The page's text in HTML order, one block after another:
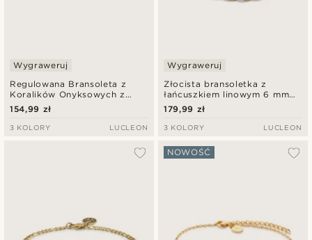
Regulowana Bransoleta z
Koralików Onyksowych z
Płytką Ze Stali Nierdzewnej w
Kolorze Złotym
Wygraweruj
154,99 zł
3 KOLORY LUCLEON
Złocista bransoletka z
łańcuszkiem linowym 6 mm
Corwin Amager
Wygraweruj
179,99 zł
3 KOLORY LUCLEON
NOWOŚĆ